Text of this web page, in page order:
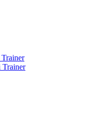
Trainer